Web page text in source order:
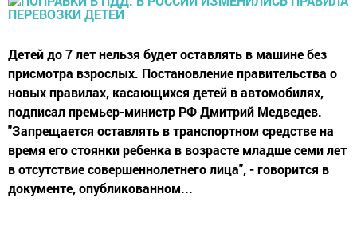
Детей до 7 лет нельзя будет оставлять в машине без
присмотра взрослых. Постановление правительства о
новых правилах, касающихся детей в автомобилях,
подписал премьер-министр РФ Дмитрий Медведев.
"Запрещается оставлять в транспортном средстве на
время его стоянки ребенка в возрасте младше семи лет
в отсутствие совершеннолетнего лица", - говорится в
документе, опубликованном...